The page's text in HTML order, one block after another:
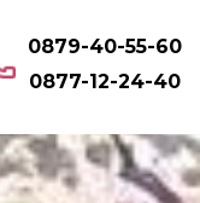
0879-40-55-60
0877-12-24-40